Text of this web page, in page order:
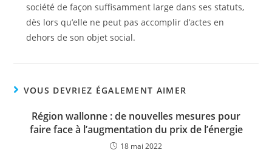
société de façon suffisamment large dans ses statuts,
dès lors qu’elle ne peut pas accomplir d’actes en
dehors de son objet social.
VOUS DEVRIEZ ÉGALEMENT AIMER
Région wallonne : de nouvelles mesures pour
faire face à l’augmentation du prix de l’énergie
18 mai 2022